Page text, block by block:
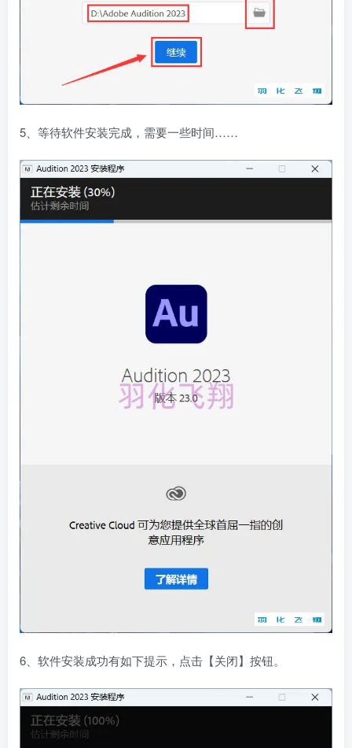
5、等待软件安装完成，需要一些时间……
6、软件安装成功有如下提示，点击【关闭】按钮。